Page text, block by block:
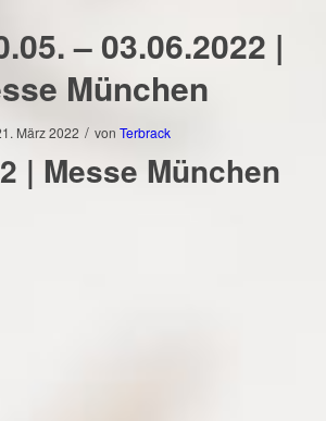
– 03.06.2022 |
München
März 2022 / von Terbrack
| Messe München